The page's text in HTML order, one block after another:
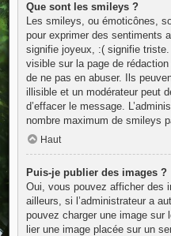
Que sont les smileys ?
Les smileys, ou émoticônes,
pour exprimer des sentiments
signifie joyeux, :( signifie
visible sur la page de
de ne pas en abuser. Ils
illisible et un modérateur peut
d’effacer le message.
nombre maximum de smileys
Haut
Puis-je publier des images ?
Oui, vous pouvez afficher des
ailleurs, si l’administrateur a
pouvez charger une image sur
lier une image placée sur un